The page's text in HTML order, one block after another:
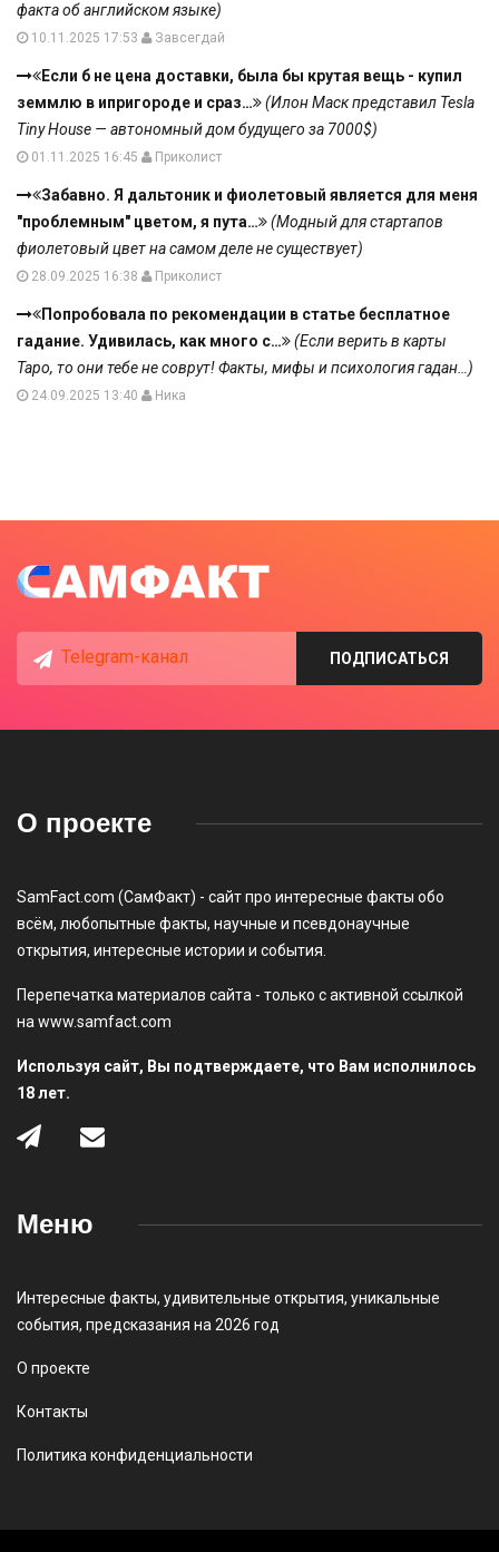
факта об английском языке)
10.11.2025 17:53 Завсегдай
Если б не цена доставки, была бы крутая вещь - купил
земмлю в ипригороде и сраз…
(Илон Маск представил Tesla
Tiny House — автономный дом будущего за 7000$)
01.11.2025 16:45 Приколист
Забавно. Я дальтоник и фиолетовый является для меня
"проблемным" цветом, я пута…
(Модный для стартапов
фиолетовый цвет на самом деле не существует)
28.09.2025 16:38 Приколист
Попробовала по рекомендации в статье бесплатное
гадание. Удивилась, как много с…
(Если верить в карты
Таро, то они тебе не соврут! Факты, мифы и психология гадан…)
24.09.2025 13:40 Ника
Telegram-канал ПОДПИСАТЬСЯ
О проекте
SamFact.com (СамФакт) - сайт про интересные факты обо
всём, любопытные факты, научные и псевдонаучные
открытия, интересные истории и события.
Перепечатка материалов сайта - только с активной ссылкой
на www.samfact.com
Используя сайт, Вы подтверждаете, что Вам исполнилось
18 лет.
Меню
Интересные факты, удивительные открытия, уникальные
события, предсказания на 2026 год
О проекте
Контакты
Политика конфиденциальности